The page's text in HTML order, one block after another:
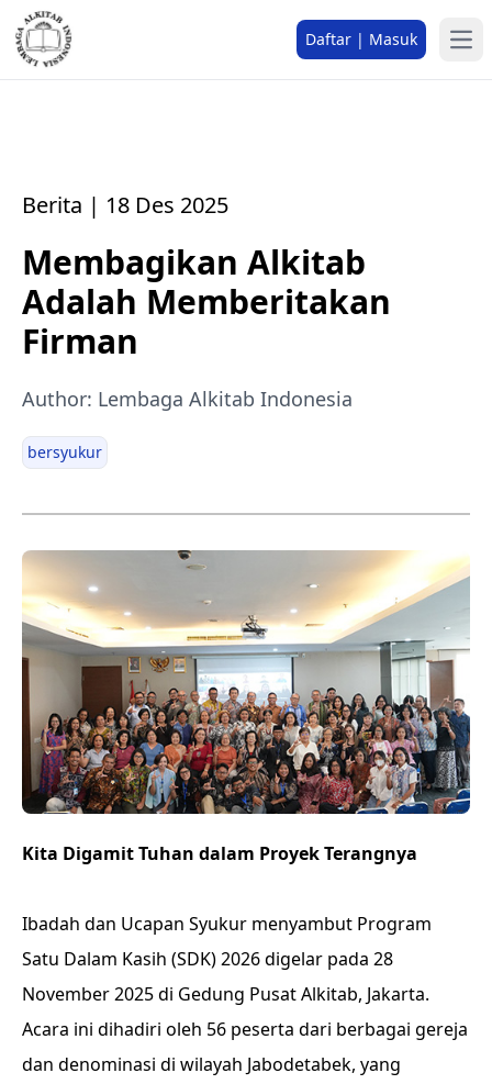
Daftar | Masuk
Berita | 18 Des 2025
Membagikan Alkitab
Adalah Memberitakan
Firman
Author: Lembaga Alkitab Indonesia
bersyukur
Kita Digamit Tuhan dalam Proyek Terangnya
Ibadah dan Ucapan Syukur menyambut Program
Satu Dalam Kasih (SDK) 2026 digelar pada 28
November 2025 di Gedung Pusat Alkitab, Jakarta.
Acara ini dihadiri oleh 56 peserta dari berbagai gereja
dan denominasi di wilayah Jabodetabek, yang